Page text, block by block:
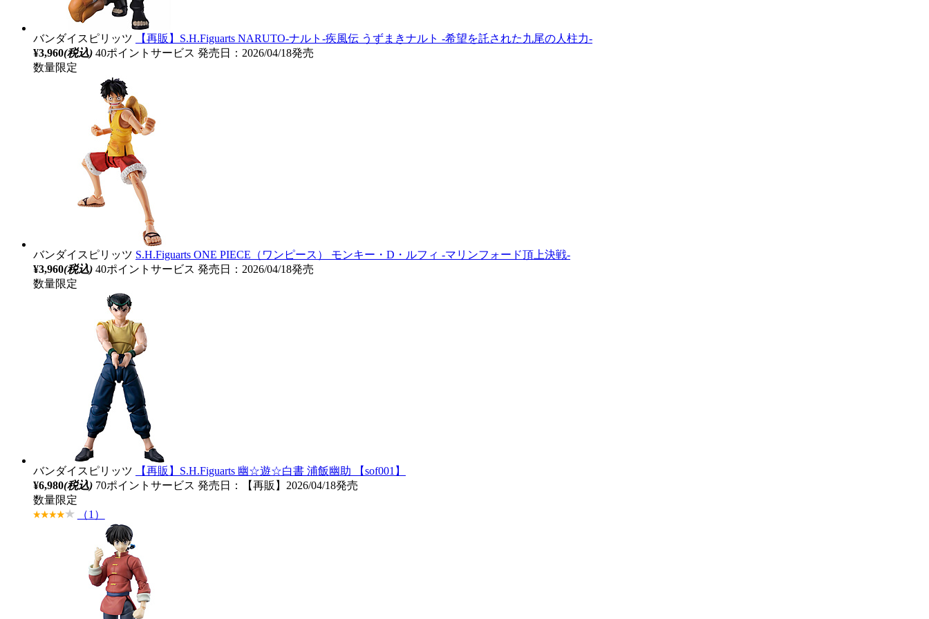
バンダイスピリッツ
【再販】S.H.Figuarts NARUTO-ナルト-疾風伝 うずまきナルト -希望を託された九尾の人柱力-
¥3,960(税込) 40ポイントサービス 発売日：2026/04/18発売
数量限定
バンダイスピリッツ S.H.Figuarts ONE PIECE（ワンピース） モンキー・D・ルフィ -マリンフォード頂上決戦-
¥3,960(税込) 40ポイントサービス 発売日：2026/04/18発売
数量限定
バンダイスピリッツ
【再販】S.H.Figuarts 幽☆遊☆白書 浦飯幽助 【sof001】
¥6,980(税込) 70ポイントサービス 発売日：【再販】2026/04/18発売
数量限定
（1）